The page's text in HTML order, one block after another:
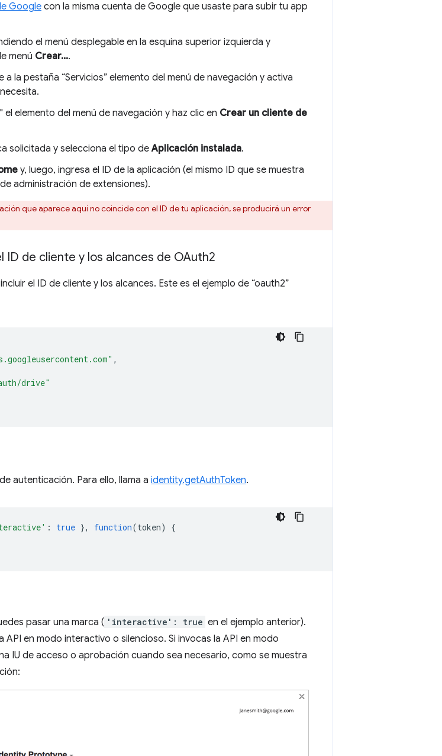
Googlecon la misma cuenta de Google que usaste para subir tu app
el menú desplegable en la esquina superior izquierda y
menú Crear....
a la pestaña “Servicios” elemento del menú de navegación y activa
el elemento del menú de navegación y haz clic en Crear un cliente de
solicitada y selecciona el tipo deAplicación instalada.
y, luego, ingresa el ID de la aplicación (el mismo ID que se muestra
administración de extensiones).
que aparece aquí no coincide con el ID de tu aplicación, se producirá un error
de cliente y los alcances de OAuth2
el ID de cliente y los alcances. Este es el ejemplo de “oauth2”
,
drive"
autenticación. Para ello, llama a identity.getAuthToken.
: true }, function(token)
{
pasar una marca ( 'interactive': true en el ejemplo anterior).
API en modo interactivo o silencioso. Si invocas la API en modo
IU de acceso o aprobación cuando sea necesario, como se muestra